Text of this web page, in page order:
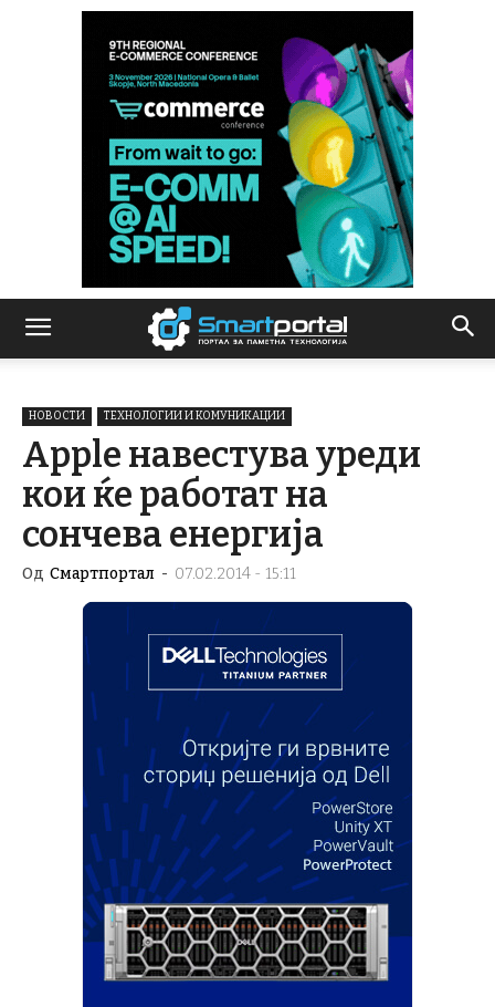
НОВОСТИ ТЕХНОЛОГИИ И КОМУНИКАЦИИ
Apple навестува уреди
кои ќе работат на
сончева енергија
Од Смартпортал - 07.02.2014 - 15:11